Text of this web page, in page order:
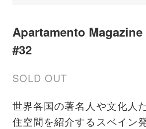
Apartamento
#32
SOLD OUT
世界各国の著名人や文化人
住空間を紹介するスペイン